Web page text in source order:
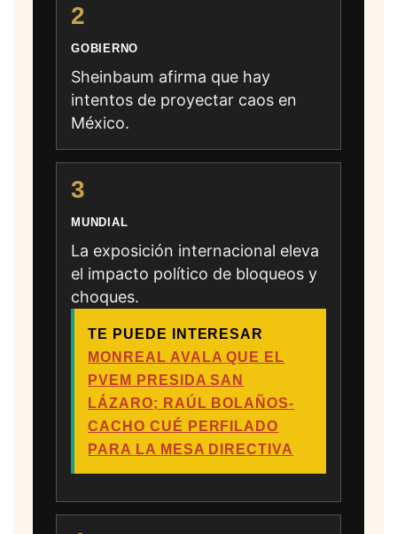
2
GOBIERNO
Sheinbaum afirma que hay
intentos de proyectar caos en
México.
3
MUNDIAL
La exposición internacional eleva
el impacto político de bloqueos y
choques.
TE PUEDE INTERESAR
MONREAL AVALA QUE EL
PVEM PRESIDA SAN
LÁZARO; RAÚL BOLAÑOS-
CACHO CUÉ PERFILADO
PARA LA MESA DIRECTIVA